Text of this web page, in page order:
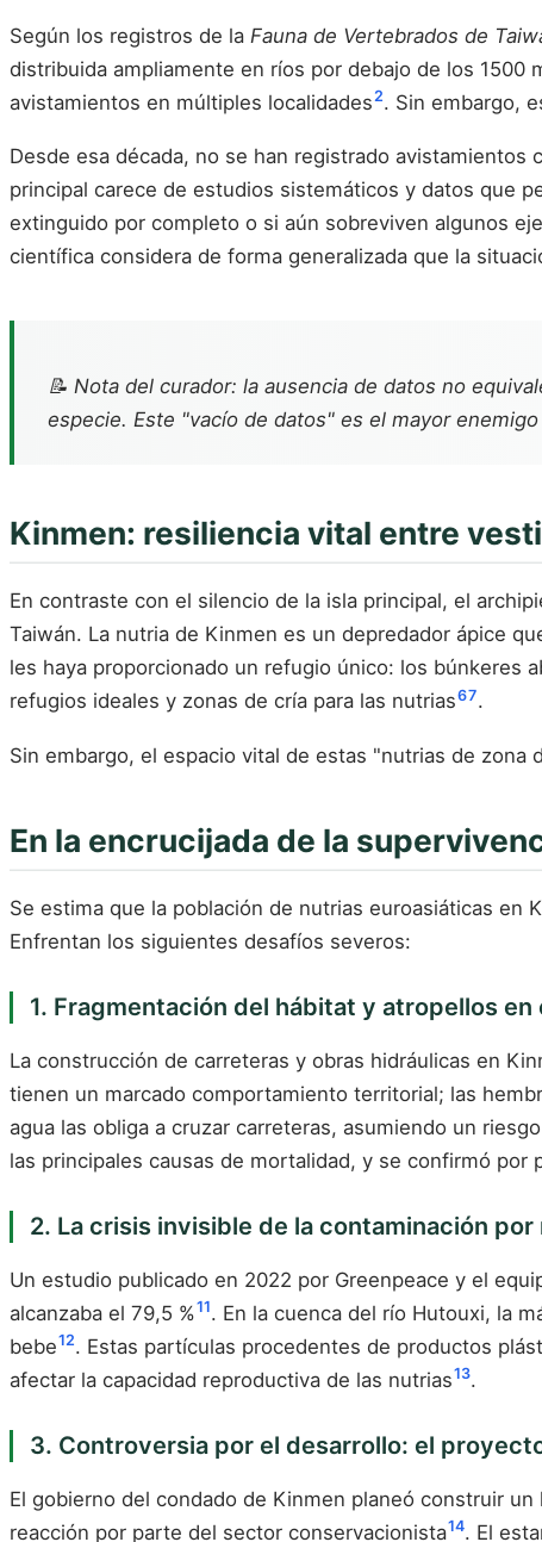
Según los registros de la Fauna de Vertebrados de
distribuida ampliamente en ríos por debajo de los 1500
avistamientos en múltiples localidades2. Sin embargo,
Desde esa década, no se han registrado
principal carece de estudios sistemáticos y datos que
extinguido por completo o si aún sobreviven algunos
científica considera de forma generalizada que la
📝 Nota del curador: la ausencia de datos no
especie. Este "vacío de datos" es el mayor
Kinmen: resiliencia vital entre
En contraste con el silencio de la isla principal, el
Taiwán. La nutria de Kinmen es un depredador ápice
les haya proporcionado un refugio único: los búnkeres
refugios ideales y zonas de cría para las nutrias67.
Sin embargo, el espacio vital de estas "nutrias de
En la encrucijada de la
Se estima que la población de nutrias euroasiáticas en
Enfrentan los siguientes desafíos severos:
1. Fragmentación del hábitat y atropellos en
La construcción de carreteras y obras hidráulicas en
tienen un marcado comportamiento territorial; las
agua las obliga a cruzar carreteras, asumiendo un
las principales causas de mortalidad, y se confirmó
2. La crisis invisible de la contaminación
Un estudio publicado en 2022 por Greenpeace y el
alcanzaba el 79,5 %11. En la cuenca del río Hutouxi, la
bebe12. Estas partículas procedentes de productos
afectar la capacidad reproductiva de las nutrias13.
3. Controversia por el desarrollo: el
El gobierno del condado de Kinmen planeó construir
reacción por parte del sector conservacionista14. El